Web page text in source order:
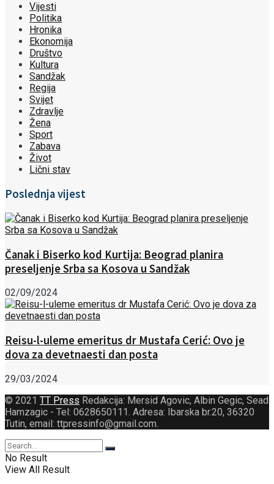
Vijesti
Politika
Hronika
Ekonomija
Društvo
Kultura
Sandžak
Regija
Svijet
Zdravlje
Žena
Sport
Zabava
Život
Lični stav
Poslednja vijest
Čanak i Biserko kod Kurtija: Beograd planira
preseljenje Srba sa Kosova u Sandžak
02/09/2024
Reisu-l-uleme emeritus dr Mustafa Cerić: Ovo je
dova za devetnaesti dan posta
29/03/2024
© 2021 TT Press Redakcija: Mersid Agovic, Albin Gegic, Sead
Hamzagic - Tel: 0628650111. Adresa: Ibarska br.20, 36320
Tutin, email: ttpressinfo@gmail.com
No Result
View All Result